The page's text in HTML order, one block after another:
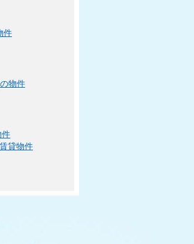
件
物件
件
貸物件